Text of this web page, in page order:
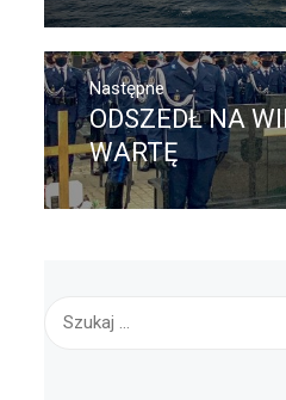
Następne
Następny
post:
ODSZEDŁ NA
WARTĘ